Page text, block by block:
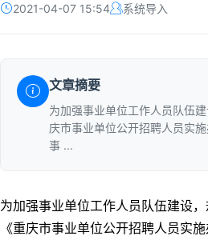
2021-04-07 15:54 系统导入
文章摘要
为加强事业单位工作人员队伍
庆市事业单位公开招聘人员实
事 ...
为加强事业单位工作人员队伍建设
《重庆市事业单位公开招聘人员实